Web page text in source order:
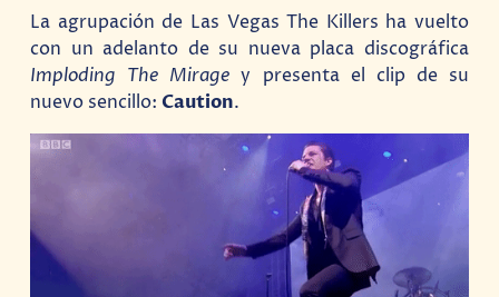
La agrupación de Las Vegas The Killers ha vuelto
con un adelanto de su nueva placa discográfica
Imploding The Mirage y presenta el clip de su
nuevo sencillo: Caution.